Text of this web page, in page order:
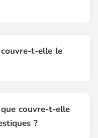
t-elle le
couvre-t-elle
?